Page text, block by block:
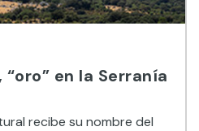
en la Serranía
recibe su nombre del